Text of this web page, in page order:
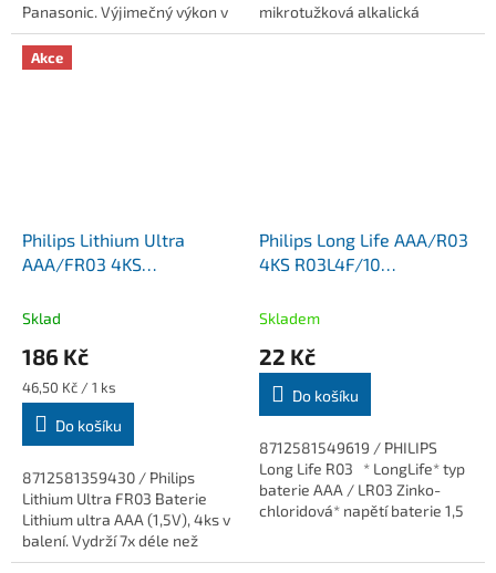
Panasonic. Výjimečný výkon v
zařízeních se střední a
vysokou energetickou
náročností. Řada...
mikrotužková alkalická
baterie. CENA ZA 10KS!
Akce
Philips Lithium Ultra
AAA/FR03 4KS
mikrotužkové lithiové
Sklad
186 Kč
Měrná
cena:
46,50 Kč / 1 ks
Do košíku
8712581359430 / Philips
Lithium Ultra FR03 Baterie
Lithium ultra AAA (1,5V), 4ks v
balení. Vydrží 7x déle než
klasické alkalické baterie.
Philips Long Life AAA/R03
4KS R03L4F/10
chloridové baterie
Skladem
22 Kč
Do košíku
8712581549619 / PHILIPS
Long Life R03 * LongLife* typ
baterie AAA / LR03 Zinko-
chloridová* napětí baterie 1,5